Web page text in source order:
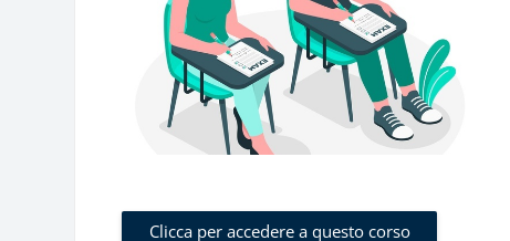
Clicca per accedere a questo corso